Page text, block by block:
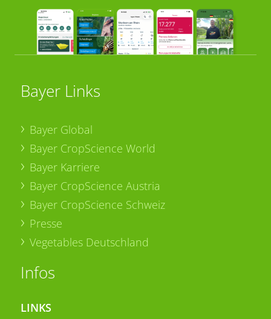
Bayer Links
Bayer Global
Bayer CropScience World
Bayer Karriere
Bayer CropScience Austria
Bayer CropScience Schweiz
Presse
Vegetables Deutschland
Infos
LINKS